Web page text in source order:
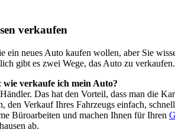
verkaufen
ein neues Auto kaufen wollen, aber Sie
gibt es zwei Wege, das Auto zu verkaufen.
wie verkaufe ich mein Auto?
Das hat den Vorteil, dass man die
Verkauf Ihres Fahrzeugs einfach,
Büroarbeiten und machen Ihnen für Ihren
ab.